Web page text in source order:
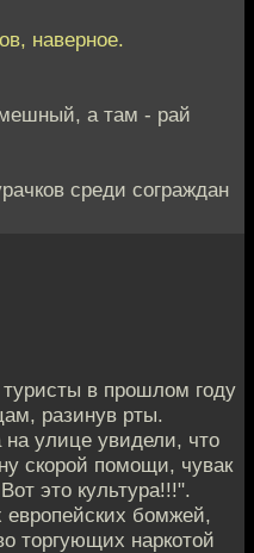
наверное.
а там - рай
среди сограждан
в прошлом году
разинув рты.
улице увидели, что
скорой помощи, чувак
это культура!!!".
бомжей,
торгующих наркотой